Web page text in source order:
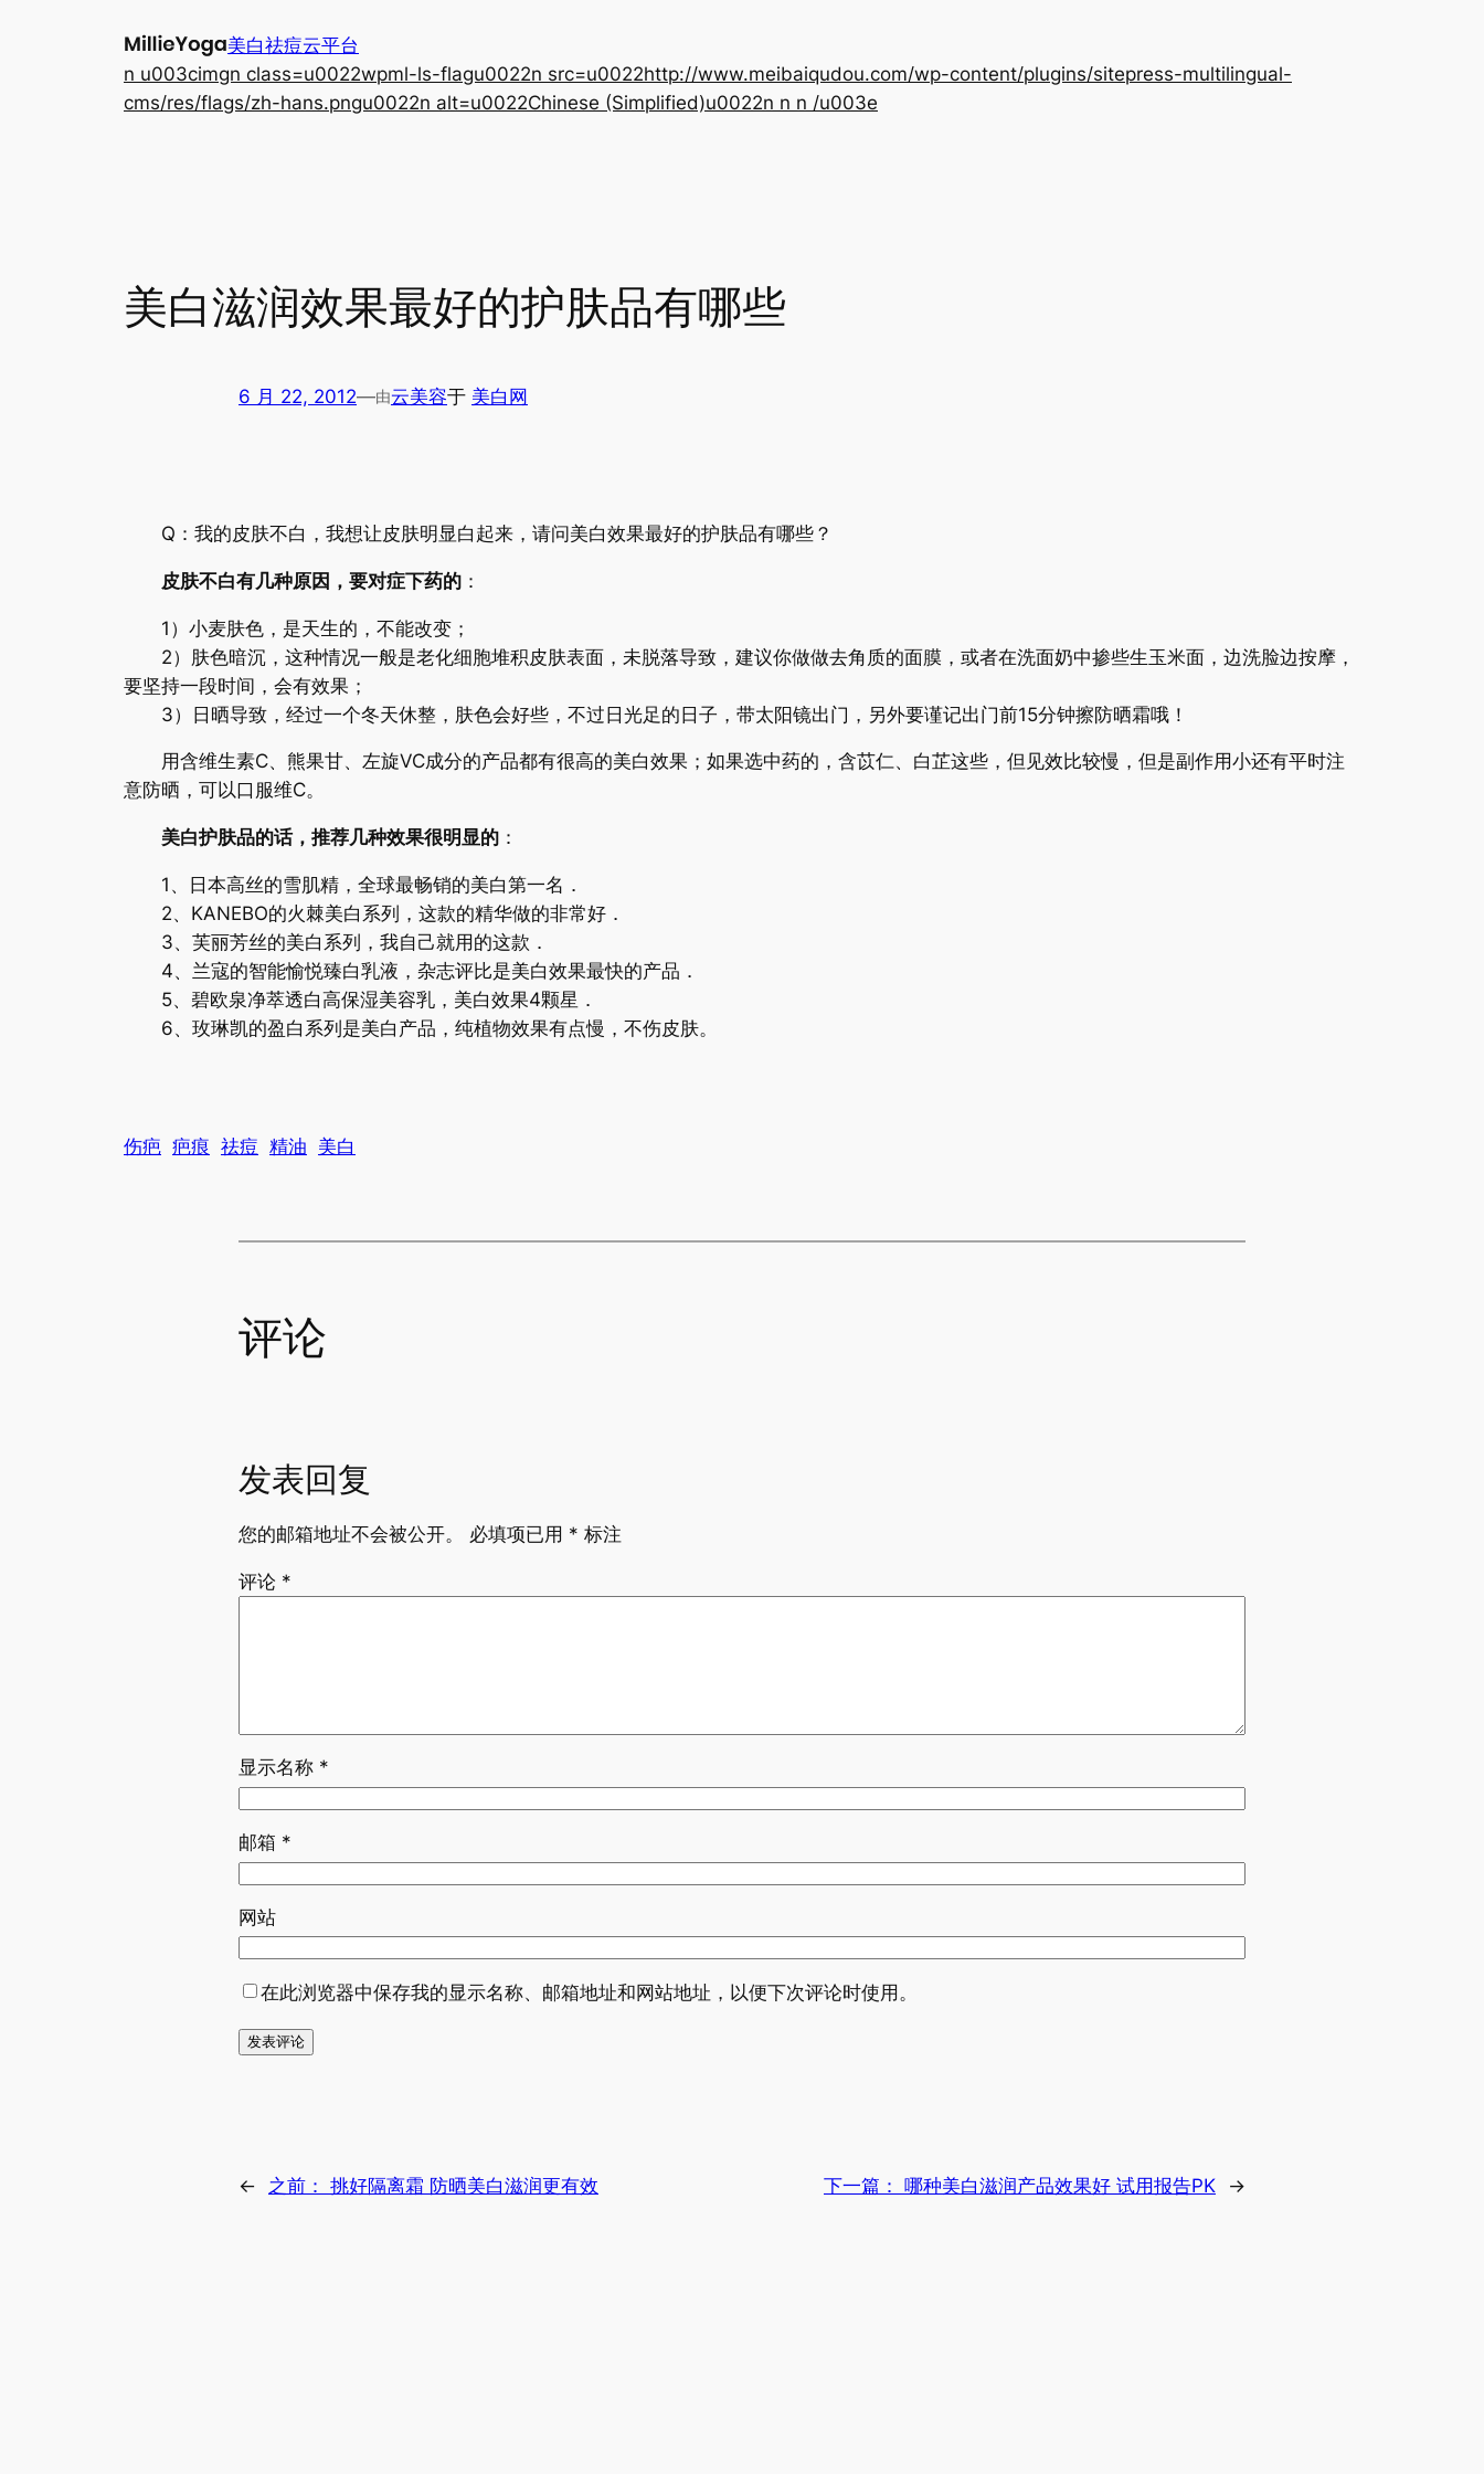
美白祛痘云平台
n u003cimgn class=u0022wpml-ls-flagu0022n src=u0022http://www.meibaiqudou.com/wp-content/plugins/sitepress-multilingual-
cms/res/flags/zh-hans.pngu0022n alt=u0022Chinese (Simplified)u0022n n n /u003e
美白滋润效果最好的护肤品有哪些
6 月 22, 2012—由云美容于 美白网
Q：我的皮肤不白，我想让皮肤明显白起来，请问美白效果最好的护肤品有哪些？
皮肤不白有几种原因，要对症下药的 ：
1）小麦肤色，是天生的，不能改变；
2）肤色暗沉，这种情况一般是老化细胞堆积皮肤表面，未脱落导致，建议你做做去角质的面膜，或者在洗面奶中掺些生玉米面，边洗脸边按摩，
要坚持一段时间，会有效果；
3）日晒导致，经过一个冬天休整，肤色会好些，不过日光足的日子，带太阳镜出门，另外要谨记出门前15分钟擦防晒霜哦！
用含维生素C、熊果甘、左旋VC成分的产品都有很高的美白效果；如果选中药的，含苡仁、白芷这些，但见效比较慢，但是副作用小还有平时注
意防晒，可以口服维C。
美白护肤品的话，推荐几种效果很明显的 ：
1、日本高丝的雪肌精，全球最畅销的美白第一名．
2、KANEBO的火棘美白系列，这款的精华做的非常好．
3、芙丽芳丝的美白系列，我自己就用的这款．
4、兰寇的智能愉悦臻白乳液，杂志评比是美白效果最快的产品．
5、碧欧泉净萃透白高保湿美容乳，美白效果4颗星．
6、玫琳凯的盈白系列是美白产品，纯植物效果有点慢，不伤皮肤。
伤疤 疤痕 祛痘 精油 美白
评论
发表回复
您的邮箱地址不会被公开。 必填项已用 * 标注
评论 *
显示名称 *
邮箱 *
网站
在此浏览器中保存我的显示名称、邮箱地址和网站地址，以便下次评论时使用。
← 之前： 挑好隔离霜 防晒美白滋润更有效 下一篇： 哪种美白滋润产品效果好 试用报告PK →